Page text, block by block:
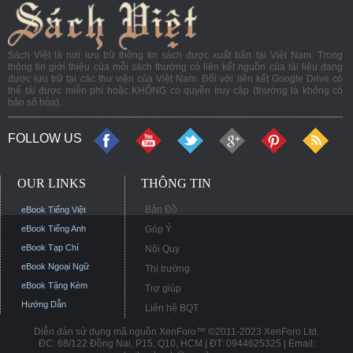
Sách Việt là nơi lưu trữ thông tin sách được xuất bản tại Việt Nam. Trong
thông tin giới thiệu của mỗi sách thường có liên kết nguồn của tài liệu đang
được lưu trữ tại các thư viện của Việt Nam. Đối với liên kết Google Drive có
thể tải được miễn phí hoặc KHÔNG có quyền truy cập (thường là không có
bản số hóa).
FOLLOW US
OUR LINKS
eBook Tiếng Việt
eBook Tiếng Anh
eBook Tạp Chí
eBook Ngoại Ngữ
eBook Tặng Kèm
Hướng Dẫn
THÔNG TIN
Bản Đồ
Góp Ý
Nội Quy
Thị trường
Trợ giúp
Liên hệ BQT
Diễn đàn sử dụng mã nguồn XenForo™ ©2011-2023 XenForo Ltd.
ĐC: 68/122 Đồng Nai, P15, Q10, HCM | ĐT: 0944625325 | Email: